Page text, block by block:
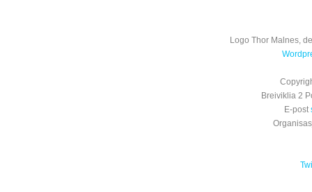
Logo Thor Malnes,
Breiviklia 2
E-post